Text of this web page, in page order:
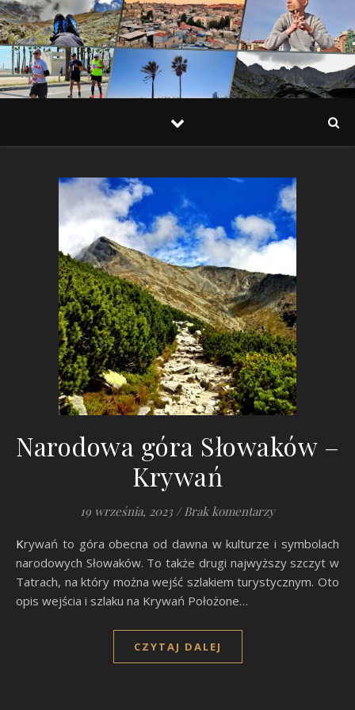
Narodowa góra Słowaków –
Krywań
19 września, 2023 / Brak komentarzy
Krywań to góra obecna od dawna w kulturze i symbolach
narodowych Słowaków. To także drugi najwyższy szczyt w
Tatrach, na który można wejść szlakiem turystycznym. Oto
opis wejścia i szlaku na Krywań Położone…
CZYTAJ DALEJ